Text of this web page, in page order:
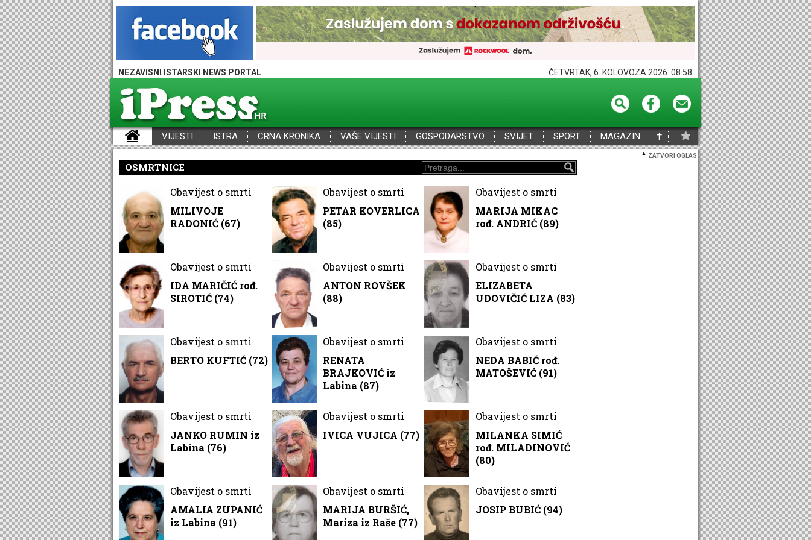
NEZAVISNI ISTARSKI NEWS PORTAL ČETVRTAK, 6. KOLOVOZA 2026. 08:58
VIJESTI ISTRA CRNA KRONIKA VAŠE VIJESTI GOSPODARSTVO SVIJET SPORT MAGAZIN †
ZATVORI OGLAS
OSMRTNICE
Obavijest o smrti
MILIVOJE
RADONIĆ (67)
Obavijest o smrti
PETAR KOVERLICA
(85)
Obavijest o smrti
MARIJA MIKAC
rođ. ANDRIĆ (89)
Obavijest o smrti
IDA MARIČIĆ rođ.
SIROTIĆ (74)
Obavijest o smrti
ANTON ROVŠEK
(88)
Obavijest o smrti
ELIZABETA
UDOVIČIĆ LIZA (83)
Obavijest o smrti
BERTO KUFTIĆ (72)
Obavijest o smrti
RENATA
BRAJKOVIĆ iz
Labina (87)
Obavijest o smrti
NEDA BABIĆ rođ.
MATOŠEVIĆ (91)
Obavijest o smrti
JANKO RUMIN iz
Labina (76)
Obavijest o smrti
IVICA VUJICA (77)
Obavijest o smrti
MILANKA SIMIĆ
rođ. MILADINOVIĆ
(80)
Obavijest o smrti
AMALIA ZUPANIĆ
iz Labina (91)
Obavijest o smrti
MARIJA BURŠIĆ,
Mariza iz Raše (77)
Obavijest o smrti
JOSIP BUBIĆ (94)